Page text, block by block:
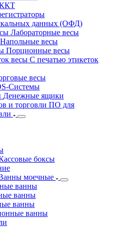
Вакуумные
лотков
данных (ОФД)
весы
ПО для